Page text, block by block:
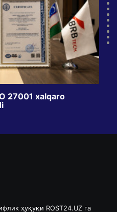
27001 xalqaro
ҳуқуқи ROST24.UZ га